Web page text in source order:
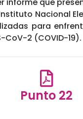
informe que
Nacional
para
CoV-2 (COVID-19).
Punto 22